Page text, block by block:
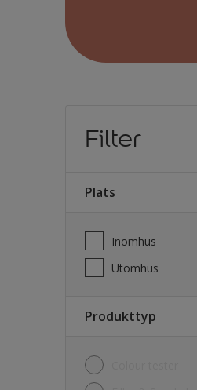
Filter
Plats
Inomhus
Utomhus
Produkttyp